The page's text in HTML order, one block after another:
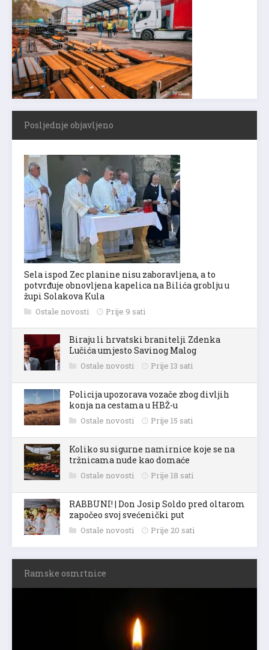
Posljednje objavljeno
Sela ispod Zec planine nisu zaboravljena, a to
potvrđuje obnovljena kapelica na Bilića groblju u
župi Solakova Kula
Ostale novosti Prije 9 sati
Biraju li hrvatski branitelji Zdenka
Lučića umjesto Savinog Malog
Ostale novosti Prije 13 sati
Policija upozorava vozače zbog divljih
konja na cestama u HBŽ-u
Ostale novosti Prije 15 sati
Koliko su sigurne namirnice koje se na
tržnicama nude kao domaće
Ostale novosti Prije 18 sati
RABBUNI! | Don Josip Soldo pred oltarom
započeo svoj svećenički put
Ostale novosti Prije 20 sati
Ramske osmrtnice